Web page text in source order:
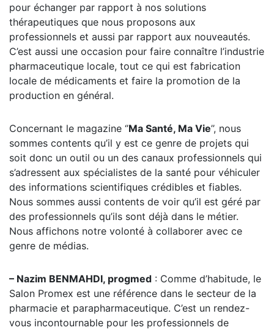
pour échanger par rapport à nos solutions
thérapeutiques que nous proposons aux
professionnels et aussi par rapport aux nouveautés.
C’est aussi une occasion pour faire connaître l’industrie
pharmaceutique locale, tout ce qui est fabrication
locale de médicaments et faire la promotion de la
production en général.
Concernant le magazine ‘’Ma Santé, Ma Vie’’, nous
sommes contents qu’il y est ce genre de projets qui
soit donc un outil ou un des canaux professionnels qui
s’adressent aux spécialistes de la santé pour véhiculer
des informations scientifiques crédibles et fiables.
Nous sommes aussi contents de voir qu’il est géré par
des professionnels qu’ils sont déjà dans le métier.
Nous affichons notre volonté à collaborer avec ce
genre de médias.
– Nazim BENMAHDI, progmed : Comme d’habitude, le
Salon Promex est une référence dans le secteur de la
pharmacie et parapharmaceutique. C’est un rendez-
vous incontournable pour les professionnels de